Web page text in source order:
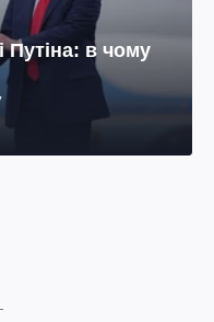
Путіна: в чому